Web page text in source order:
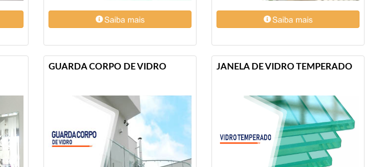
GUARDA CORPO DE VIDRO JANELA DE VIDRO TEMPERADO